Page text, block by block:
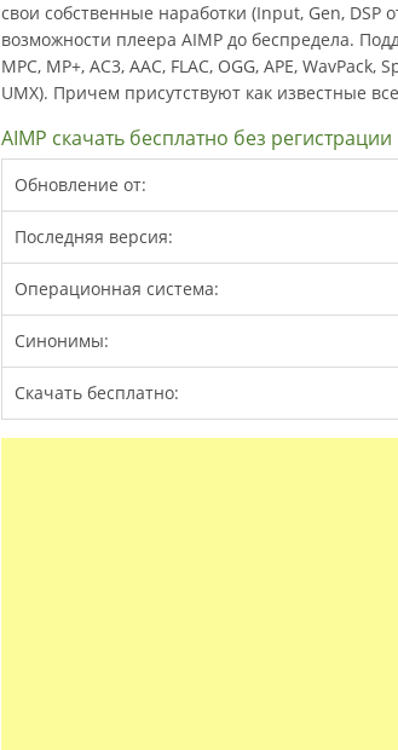
свои собственные наработки (Input, Gen, DSP
возможности плеера AIMP до беспредела.
MPC, MP+, AC3, AAC, FLAC, OGG, APE,
UMX). Причем присутствуют как известные
AIMP скачать бесплатно без регистрации
Обновление от:
Последняя версия:
Операционная система:
Синонимы:
Скачать бесплатно: